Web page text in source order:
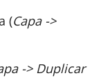
(Capa ->
-> Duplicar